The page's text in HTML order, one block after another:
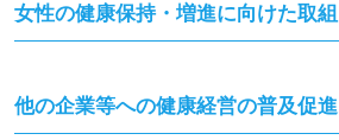
女性の健康保持・増進に向けた取組
他の企業等への健康経営の普及促進